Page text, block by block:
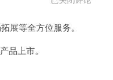
速
等全方位服务。
上市。